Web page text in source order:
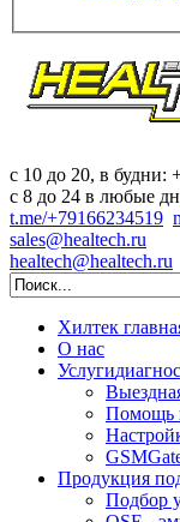
c 10 до 20, в будни:
с 8 до 24 в любые
t.me/+79166234519
sales@healtech.ru
healtech@healtech.ru
Хилтек
О нас
Услуги
Помощь
Продукция
Подбор